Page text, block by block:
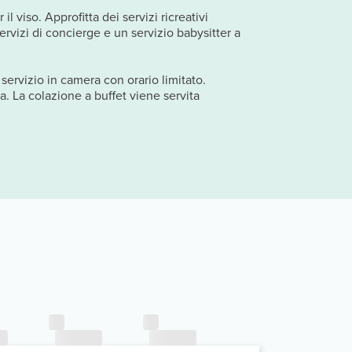
il viso. Approfitta dei servizi ricreativi
di concierge e un servizio babysitter a
in camera con orario limitato.
La colazione a buffet viene servita